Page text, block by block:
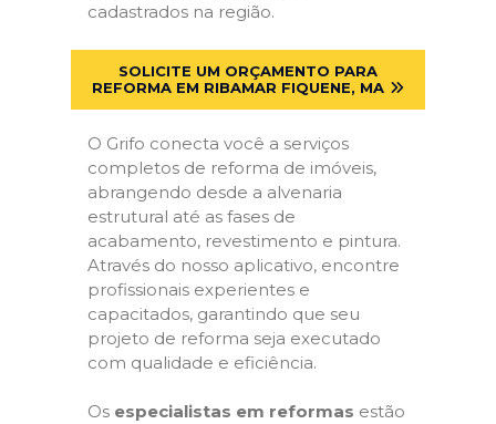
cadastrados na região.
SOLICITE UM ORÇAMENTO PARA
REFORMA EM RIBAMAR FIQUENE, MA
O Grifo conecta você a serviços
completos de reforma de imóveis,
abrangendo desde a alvenaria
estrutural até as fases de
acabamento, revestimento e pintura.
Através do nosso aplicativo, encontre
profissionais experientes e
capacitados, garantindo que seu
projeto de reforma seja executado
com qualidade e eficiência.
Os especialistas em reformas estão